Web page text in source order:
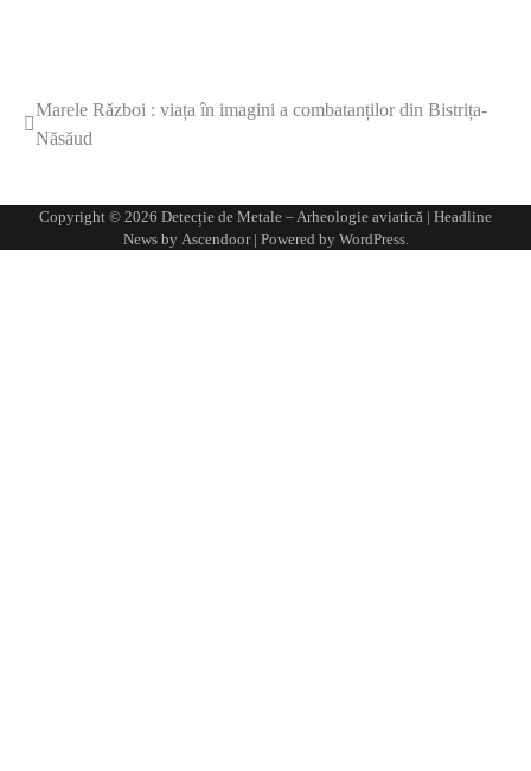
Navigare
articole
Marele Război : viața în imagini a combatanților din Bistrița-
Năsăud
Copyright © 2026 Detecție de Metale – Arheologie aviatică | Headline
News by Ascendoor| Powered by WordPress.